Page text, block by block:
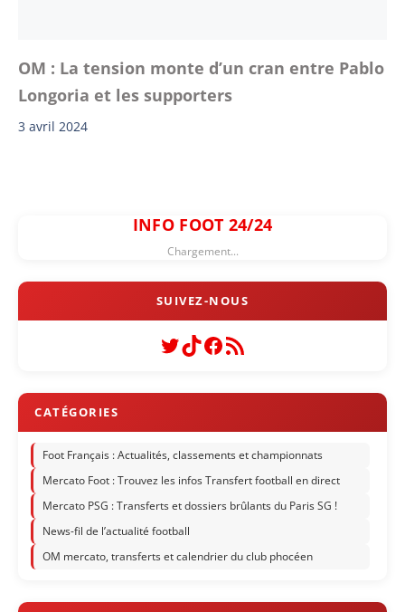
OM : La tension monte d’un cran entre Pablo
Longoria et les supporters
3 avril 2024
INFO FOOT 24/24
Chargement...
Twitter
TikTok
Facebook
Flux RSS
Foot Français : Actualités, classements et championnats
Mercato Foot : Trouvez les infos Transfert football en direct
Mercato PSG : Transferts et dossiers brûlants du Paris SG !
News-fil de l’actualité football
OM mercato, transferts et calendrier du club phocéen